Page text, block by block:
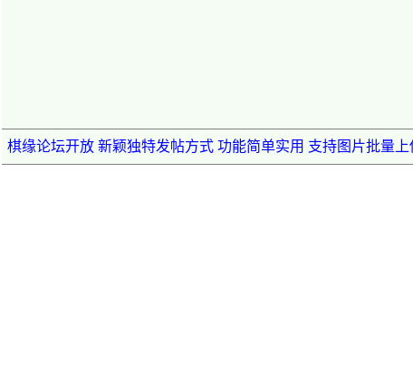
棋缘论坛开放 新颖独特发帖方式 功能简单实用 支持图片批量